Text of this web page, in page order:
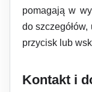
pomagają w
do
przycisk lub
Kontakt i